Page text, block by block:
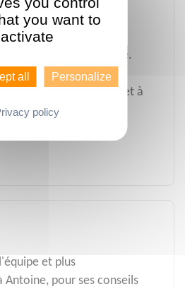
avec Mme Lecomte.
temps de me conseiller
Bienveillante et à
!
et plus
pour ses conseils
you want to
activate
all Personalize
policy